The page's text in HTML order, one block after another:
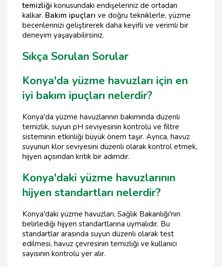
temizliği konusundaki endişeleriniz de ortadan
kalkar. Bakım ipuçları ve doğru tekniklerle, yüzme
becerilerinizi geliştirerek daha keyifli ve verimli bir
deneyim yaşayabilirsiniz.
Sıkça Sorulan Sorular
Konya'da yüzme havuzları için en
iyi bakım ipuçları nelerdir?
Konya'da yüzme havuzlarının bakımında düzenli
temizlik, suyun pH seviyesinin kontrolü ve filtre
sisteminin etkinliği büyük önem taşır. Ayrıca, havuz
suyunun klor seviyesini düzenli olarak kontrol etmek,
hijyen açısından kritik bir adımdır.
Konya'daki yüzme havuzlarının
hijyen standartları nelerdir?
Konya'daki yüzme havuzları, Sağlık Bakanlığı'nın
belirlediği hijyen standartlarına uymalıdır. Bu
standartlar arasında suyun düzenli olarak test
edilmesi, havuz çevresinin temizliği ve kullanıcı
sayısının kontrolü yer alır.